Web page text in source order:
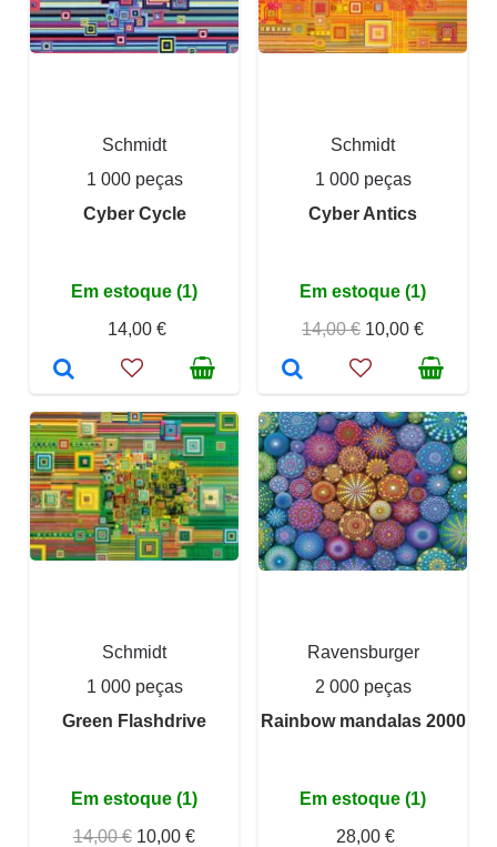
Schmidt
1 000 peças
Cyber Cycle
Em estoque (1)
14,00 €
Schmidt
1 000 peças
Cyber Antics
Em estoque (1)
14,00 € 10,00 €
Schmidt
1 000 peças
Green Flashdrive
Em estoque (1)
14,00 € 10,00 €
Ravensburger
2 000 peças
Rainbow mandalas 2000
Em estoque (1)
28,00 €